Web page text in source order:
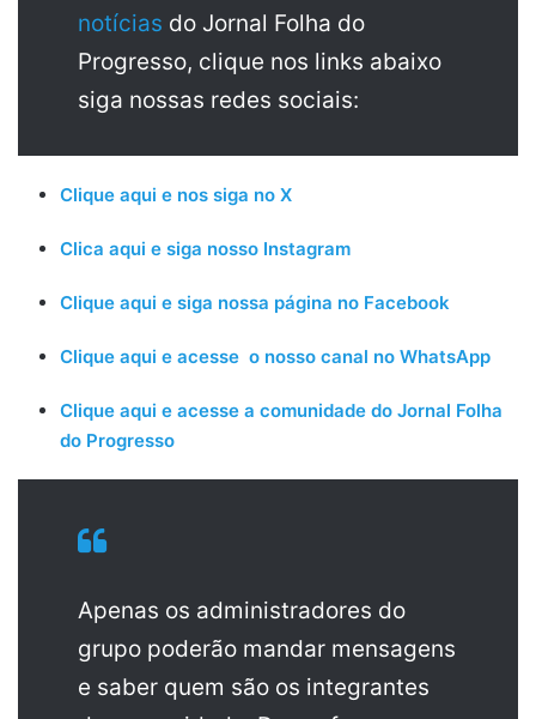
notícias do Jornal Folha do
Progresso, clique nos links abaixo
siga nossas redes sociais:
Clique aqui e nos siga no X
Clica aqui e siga nosso Instagram
Clique aqui e siga nossa página no Facebook
Clique aqui e acesse o nosso canal no WhatsApp
Clique aqui e acesse a comunidade do Jornal Folha
do Progresso
Apenas os administradores do
grupo poderão mandar mensagens
e saber quem são os integrantes